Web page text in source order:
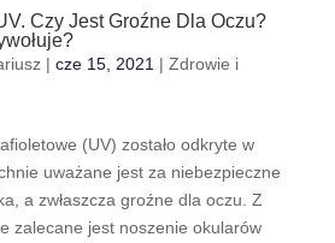
Czy Jest Groźne Dla Oczu?
| cze 15, 2021 | Zdrowie i
(UV) zostało odkryte w
uważane jest za niebezpieczne
a zwłaszcza groźne dla oczu. Z
zalecane jest noszenie okularów